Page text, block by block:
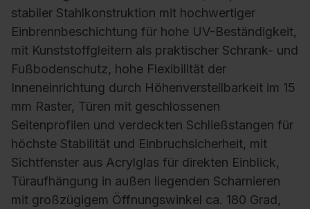
stabiler Stahlkonstruktion mit hochwertiger
Einbrennbeschichtung für hohe UV-Beständigkeit,
mit Kunststoffgleitern als praktischer Schrank- und
Fußbodenschutz, hohe Flexibilität der
Inneneinrichtung durch Höhenverstellbarkeit im 15
mm Raster, Türen mit geschlossenen
Seitenprofilen und verdeckten Schließstangen für
höchste Stabilität und Einbruchsicherheit, mit
Sichtfenster aus Acrylglas für direkten Einblick,
Türaufhängung in außen liegenden Scharnieren
mit großzügigem Öffnungswinkel ca. 180 Grad,